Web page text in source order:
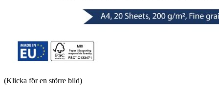
(Klicka för en större bild)